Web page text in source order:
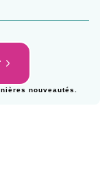
nouveautés.